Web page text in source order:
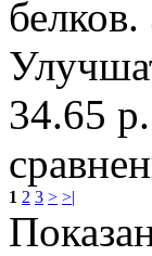
34.65 р.
1 2 3 > >|